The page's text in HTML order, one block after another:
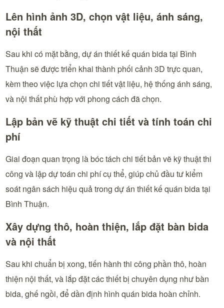
Lên hình ảnh 3D, chọn vật liệu, ánh sáng,
nội thất
Sau khi có mặt bằng, dự án thiết kế quán bida tại Bình
Thuận sẽ được triển khai thành phối cảnh 3D trực quan,
kèm theo việc lựa chọn chi tiết vật liệu, hệ thống ánh sáng,
và nội thất phù hợp với phong cách đã chọn.
Lập bản vẽ kỹ thuật chi tiết và tính toán chi
phí
Giai đoạn quan trọng là bóc tách chi tiết bản vẽ kỹ thuật thi
công và lập dự toán chi phí cụ thể, giúp chủ đầu tư kiểm
soát ngân sách hiệu quả trong dự án thiết kế quán bida tại
Bình Thuận.
Xây dựng thô, hoàn thiện, lắp đặt bàn bida
và nội thất
Sau khi chuẩn bị xong, tiến hành thi công phần thô, hoàn
thiện nội thất, và lắp đặt các thiết bị chuyên dụng như bàn
bida, ghế ngồi, để dần định hình quán bida hoàn chỉnh.